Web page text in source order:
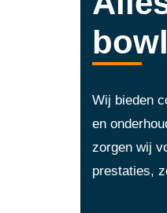
Wij bieden
en
zorgen wij
prestaties,